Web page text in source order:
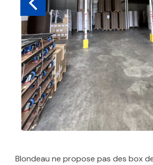
Blondeau ne propose pas des box